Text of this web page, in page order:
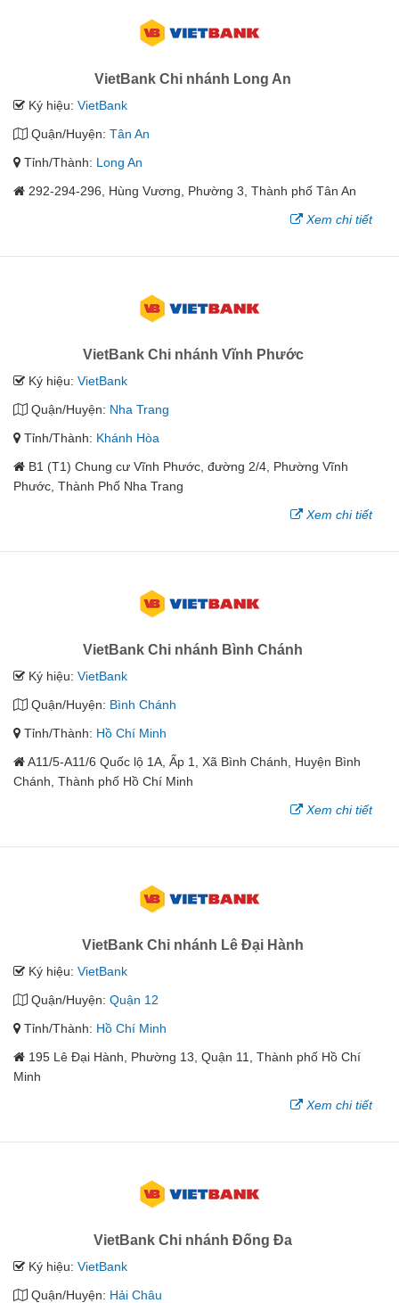
VietBank Chi nhánh Long An
Ký hiệu: VietBank
Quận/Huyện: Tân An
Tỉnh/Thành: Long An
292-294-296, Hùng Vương, Phường 3, Thành phố Tân An
Xem chi tiết
VietBank Chi nhánh Vĩnh Phước
Ký hiệu: VietBank
Quận/Huyện: Nha Trang
Tỉnh/Thành: Khánh Hòa
B1 (T1) Chung cư Vĩnh Phước, đường 2/4, Phường Vĩnh
Phước, Thành Phố Nha Trang
Xem chi tiết
VietBank Chi nhánh Bình Chánh
Ký hiệu: VietBank
Quận/Huyện: Bình Chánh
Tỉnh/Thành: Hồ Chí Minh
A11/5-A11/6 Quốc lộ 1A, Ấp 1, Xã Bình Chánh, Huyện Bình
Chánh, Thành phố Hồ Chí Minh
Xem chi tiết
VietBank Chi nhánh Lê Đại Hành
Ký hiệu: VietBank
Quận/Huyện: Quận 12
Tỉnh/Thành: Hồ Chí Minh
195 Lê Đại Hành, Phường 13, Quận 11, Thành phố Hồ Chí
Minh
Xem chi tiết
VietBank Chi nhánh Đống Đa
Ký hiệu: VietBank
Quận/Huyện: Hải Châu